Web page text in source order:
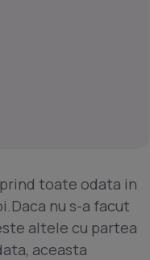
toate odata in
nu s-a facut
altele cu partea
aceasta